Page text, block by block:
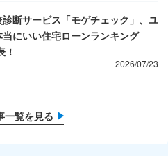
断サービス「モゲチェック」、ユ
にいい住宅ローンランキング
！
2026/07/23
一覧を見る